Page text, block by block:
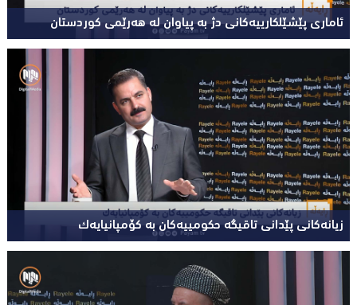
ئاماری پێشێلکارییەکانی دژ بە پیاوان لە هەرێمی کوردستان
زیانەکانی پێدانی تاقیگە حکومییەکان بە کۆمپانیایەک